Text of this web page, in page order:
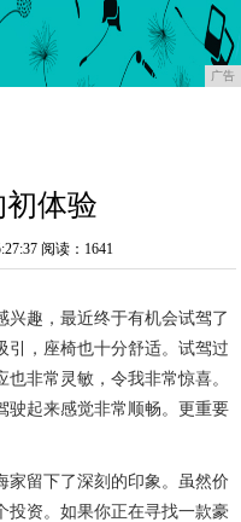
广告
体验
阅读：1641
兴趣，最近终于有机会试驾了
引，座椅也十分舒适。试驾过
非常灵敏，令我非常惊喜。
驶起来感觉非常顺畅。更重要
家留下了深刻的印象。虽然价
投资。如果你正在寻找一款豪